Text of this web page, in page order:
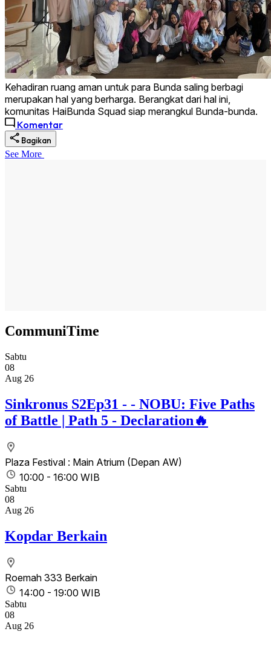
Kehadiran ruang aman untuk para Bunda saling berbagi
merupakan hal yang berharga. Berangkat dari hal ini,
komunitas HaiBunda Squad siap merangkul Bunda-bunda.
Komentar
Bagikan
See More
CommuniTime
Sabtu
08
Aug 26
Sinkronus S2Ep31 - - NOBU: Five Paths
of Battle | Path 5 - Declaration🔥
Plaza Festival : Main Atrium (Depan AW)
10:00 - 16:00 WIB
Sabtu
08
Aug 26
Kopdar Berkain
Roemah 333 Berkain
14:00 - 19:00 WIB
Sabtu
08
Aug 26